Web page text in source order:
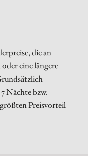
die an
eine längere
Nächte bzw.
Preisvorteil